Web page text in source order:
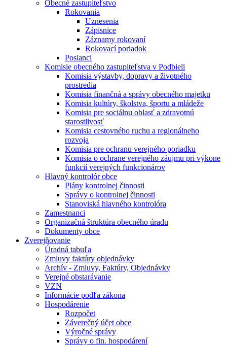
Obecné zastupiteľstvo
Rokovania
Uznesenia
Zápisnice
Záznamy rokovaní
Rokovací poriadok
Poslanci
Komisie obecného zastupiteľstva v Podbieli
Komisia výstavby, dopravy a životného
prostredia
Komisia finančná a správy obecného majetku
Komisia kultúry, školstva, športu a mládeže
Komisia pre sociálnu oblasť a zdravotnú
starostlivosť
Komisia cestovného ruchu a regionálneho
rozvoja
Komisia pre ochranu verejného poriadku
Komisia o ochrane verejného záujmu pri výkone
funkcií verejných funkcionárov
Hlavný kontrolór obce
Plány kontrolnej činnosti
Správy o kontrolnej činnosti
Stanoviská hlavného kontrolóra
Zamestnanci
Organizačná štruktúra obecného úradu
Dokumenty obce
Zverejňovanie
Úradná tabuľa
Zmluvy faktúry objednávky
Archív - Zmluvy, Faktúry, Objednávky
Verejné obstarávanie
VZN
Informácie podľa zákona
Hospodárenie
Rozpočet
Záverečný účet obce
Výročné správy
Správy o fin. hospodárení